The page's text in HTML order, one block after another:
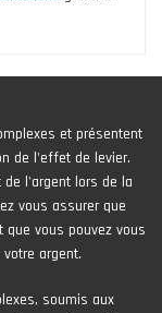
et présentent
de l'effet de levier.
l'argent lors de la
vous assurer que
que vous pouvez vous
argent.
soumis aux